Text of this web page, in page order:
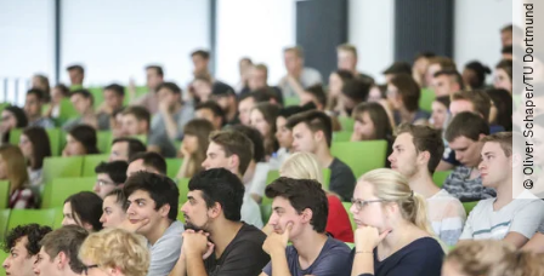
© Oliver Schaper​/​TU Dortmund